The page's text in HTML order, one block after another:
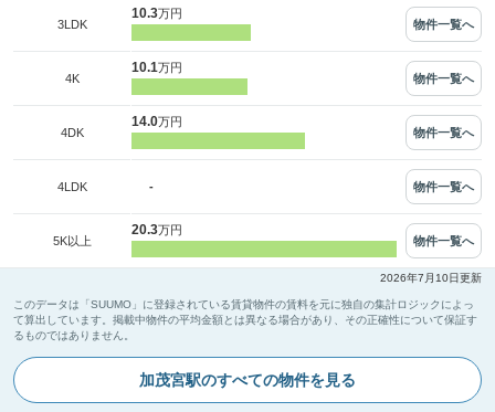
3LDK
10.3万円
物件一覧へ
4K
10.1万円
物件一覧へ
4DK
14.0万円
物件一覧へ
4LDK - 物件一覧へ
5K以上
20.3万円
物件一覧へ
2026年7月10日更新
このデータは「SUUMO」に登録されている賃貸物件の賃料を元に独自の集計ロジックによっ
て算出しています。掲載中物件の平均金額とは異なる場合があり、その正確性について保証す
るものではありません。
加茂宮駅のすべての物件を見る